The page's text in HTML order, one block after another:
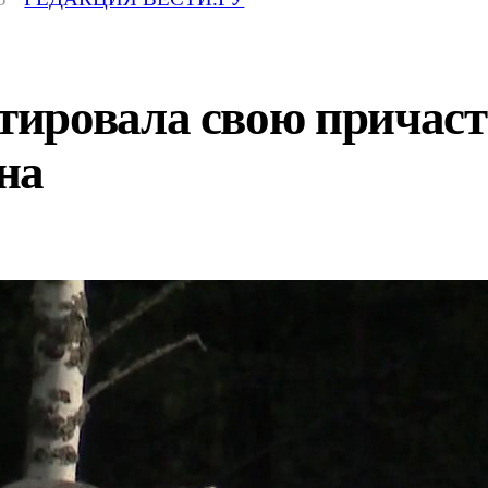
свою